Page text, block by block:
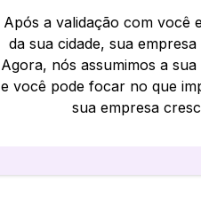
Após a validação com você
da sua cidade, sua
Agora, nós assumimos a
e você pode focar no que
sua empresa